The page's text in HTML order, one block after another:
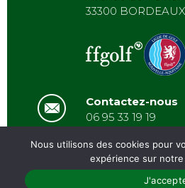
33300 BORDEAUX
Contactez-nous
06 95 33 19 19
/
Nous utilisons des cookies pour
expérience sur